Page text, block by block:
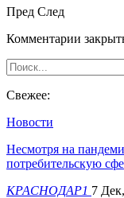
Пред След
Комментарии
Свежее:
Новости
Несмотря на
потребительскую
КРАСНОДАР1 7